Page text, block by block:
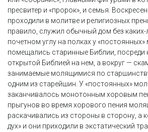
пресвитер и «пророк», и семья.
проходили в молитве и религиозных
правило, служил обычный дом без
почетном углу на полках у
помещались старинные Библии, посреди
открытой Библией на нем, а вокруг —
занимаемые молящимися по
одним из старейшин. У «постоянных»
заканчивалось монотонным хоровым
прыгунов во время хорового пения
раскачивались из стороны в сторону, а
дух» и они приходили в экстатический